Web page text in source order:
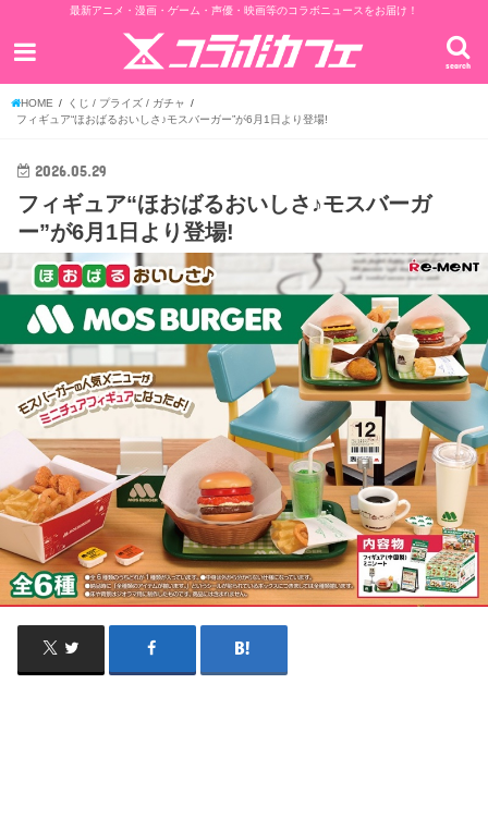
最新アニメ・漫画・ゲーム・声優・映画等のコラボニュースをお届け！
search
HOME
くじ / プライズ / ガチャ
フィギュア“ほおばるおいしさ♪モスバーガー”が6月1日より登場!
2026.05.29
フィギュア“ほおばるおいしさ♪モスバーガ
ー”が6月1日より登場!